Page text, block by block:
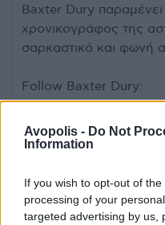
Avopolis - Do Not
Information
If you wish to opt-out of
processing of your
targeted advertising by us,
Baxter Dury
χρονικογράφος της
σαρκαστικό και φωνή
Follow Baxter Dury:
Official Website
Facebook
X
YouTube
Spotify